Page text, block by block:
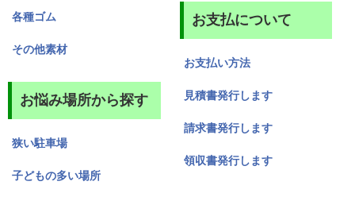
各種ゴム
その他素材
お悩み場所から探す
狭い駐車場
子どもの多い場所
お支払について
お支払い方法
見積書発行します
請求書発行します
領収書発行します